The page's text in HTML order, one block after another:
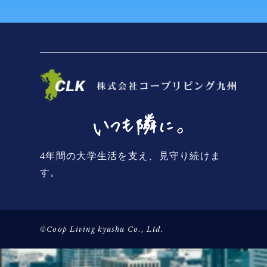
4年間の大学生活を支え、見守り続けま
す。
©Coop Living kyushu Co., Ltd.